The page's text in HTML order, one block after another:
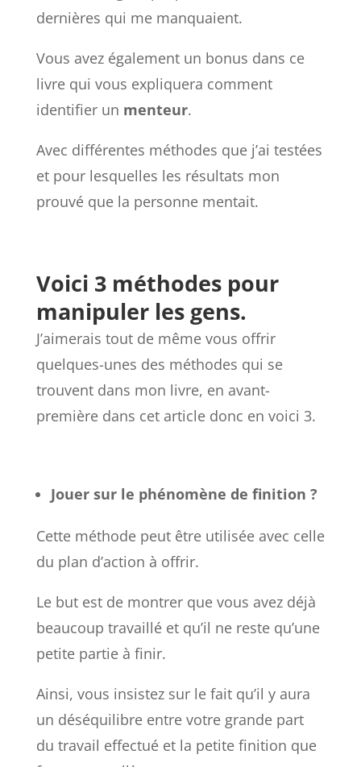
dernières qui me manquaient.
Vous avez également un bonus dans ce
livre qui vous expliquera comment
identifier un menteur.
Avec différentes méthodes que j’ai testées
et pour lesquelles les résultats mon
prouvé que la personne mentait.
Voici 3 méthodes pour
manipuler les gens.
J’aimerais tout de même vous offrir
quelques-unes des méthodes qui se
trouvent dans mon livre, en avant-
première dans cet article donc en voici 3.
Jouer sur le phénomène de finition ?
Cette méthode peut être utilisée avec celle
du plan d’action à offrir.
Le but est de montrer que vous avez déjà
beaucoup travaillé et qu’il ne reste qu’une
petite partie à finir.
Ainsi, vous insistez sur le fait qu’il y aura
un déséquilibre entre votre grande part
du travail effectué et la petite finition que